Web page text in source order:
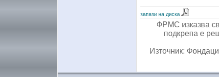
запази на диска
ФРМС изказва
подкрепа е
Източник: